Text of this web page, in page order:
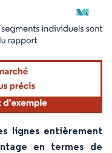
une attribution sous CC BY
lignes entièrement
en termes de